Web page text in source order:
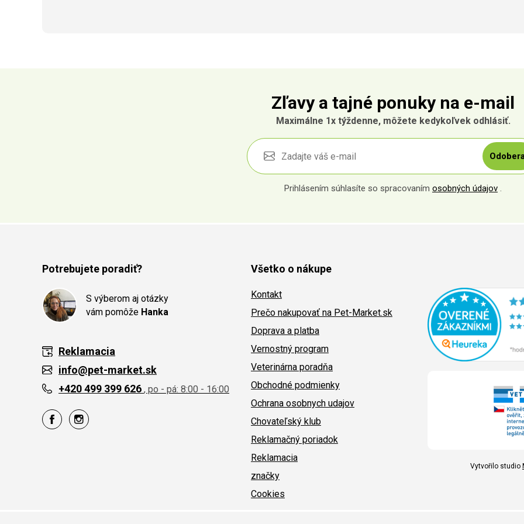
Zľavy a tajné ponuky na e-mail
Maximálne 1x týždenne, môžete kedykoľvek odhlásiť.
Prihlásením súhlasíte so spracovaním osobných údajov .
Potrebujete poradiť?
S výberom aj otázky
vám pomôže Hanka
Reklamacia
info@pet-market.sk
+420 499 399 626 , po - pá: 8:00 - 16:00
Všetko o nákupe
Kontakt
Prečo nakupovať na Pet-Market.sk
Doprava a platba
Vernostný program
Veterinárna poradňa
Obchodné podmienky
Ochrana osobnych udajov
Chovateľský klub
Reklamačný poriadok
Reklamacia
značky
Cookies
Vytvořilo studio